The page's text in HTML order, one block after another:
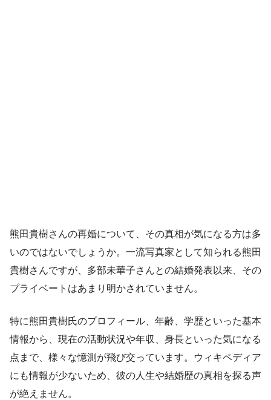
熊田貴樹さんの再婚について、その真相が気になる方は多
いのではないでしょうか。一流写真家として知られる熊田
貴樹さんですが、多部未華子さんとの結婚発表以来、その
プライベートはあまり明かされていません。
特に熊田貴樹氏のプロフィール、年齢、学歴といった基本
情報から、現在の活動状況や年収、身長といった気になる
点まで、様々な憶測が飛び交っています。ウィキペディア
にも情報が少ないため、彼の人生や結婚歴の真相を探る声
が絶えません。